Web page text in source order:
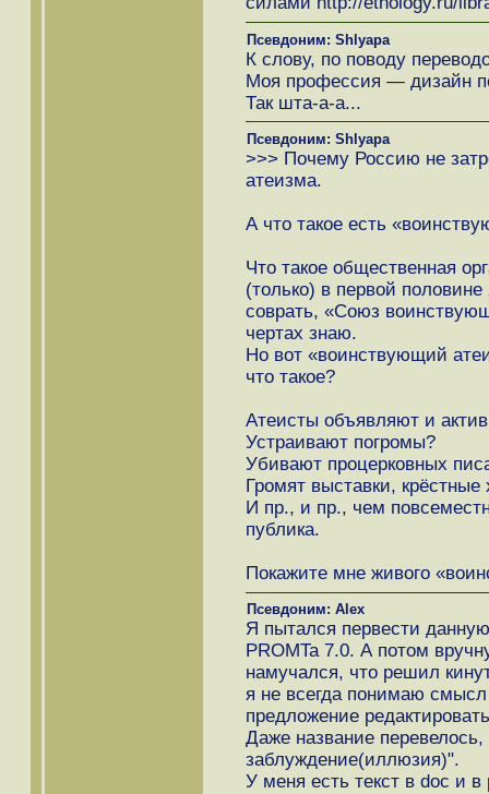
Псевдоним: Shlyapa
К слову, по поводу
Моя профессия — дизайн
Так шта-а-а...
Псевдоним: Shlyapa
>>> Почему Россию не
атеизма.
А что такое есть
Что такое общественная
(только) в первой
соврать, «Союз
чертах знаю.
Но вот «воинствующий
что такое?
Атеисты объявляют и
Устраивают погромы?
Убивают процерковных
Громят выставки, крёстные
И пр., и пр., чем
публика.
Покажите мне живого
Псевдоним: Alex
Я пытался первести
PROMTa 7.0. А потом
намучался, что решил
я не всегда понимаю
предложение
Даже название перевелось,
заблуждение(иллюзия)".
У меня есть текст в doc и в